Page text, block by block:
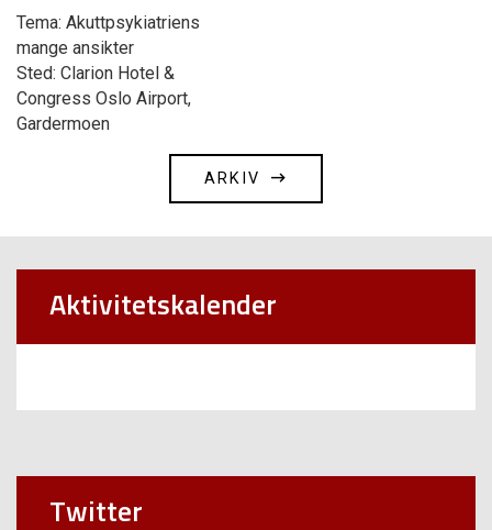
Tema: Akuttpsykiatriens
mange ansikter
Sted: Clarion Hotel &
Congress Oslo Airport,
Gardermoen
ARKIV
Aktivitetskalender
Twitter